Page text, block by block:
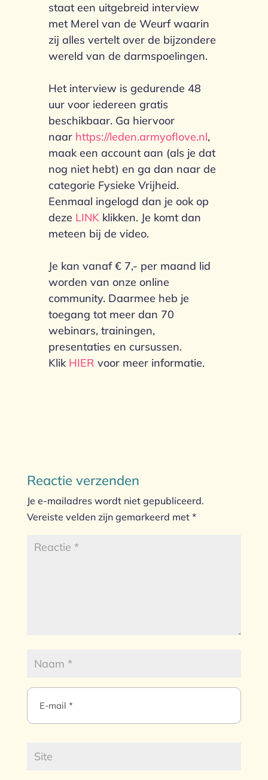
staat een uitgebreid interview
met Merel van de Weurf waarin
zij alles vertelt over de bijzondere
wereld van de darmspoelingen.
Het interview is gedurende 48
uur voor iedereen gratis
beschikbaar. Ga hiervoor
naar https://leden.armyoflove.nl,
maak een account aan (als je dat
nog niet hebt) en ga dan naar de
categorie Fysieke Vrijheid.
Eenmaal ingelogd dan je ook op
deze LINK klikken. Je komt dan
meteen bij de video.
Je kan vanaf € 7,- per maand lid
worden van onze online
community. Daarmee heb je
toegang tot meer dan 70
webinars, trainingen,
presentaties en cursussen.
Klik HIER voor meer informatie.
Reactie verzenden
Je e-mailadres wordt niet gepubliceerd.
Vereiste velden zijn gemarkeerd met *